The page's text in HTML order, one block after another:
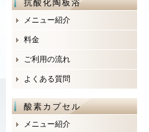
抗酸化陶板浴
メニュー紹介
料金
ご利用の流れ
よくある質問
酸素カプセル
メニュー紹介